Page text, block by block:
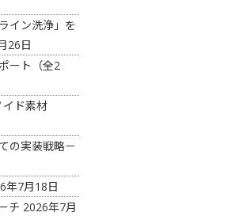
イン洗浄」を
26日
ート（全2
ド素材
の実装戦略－
年7月18日
チ 2026年7月